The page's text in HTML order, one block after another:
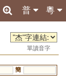
粵
普
單讀音字
簡